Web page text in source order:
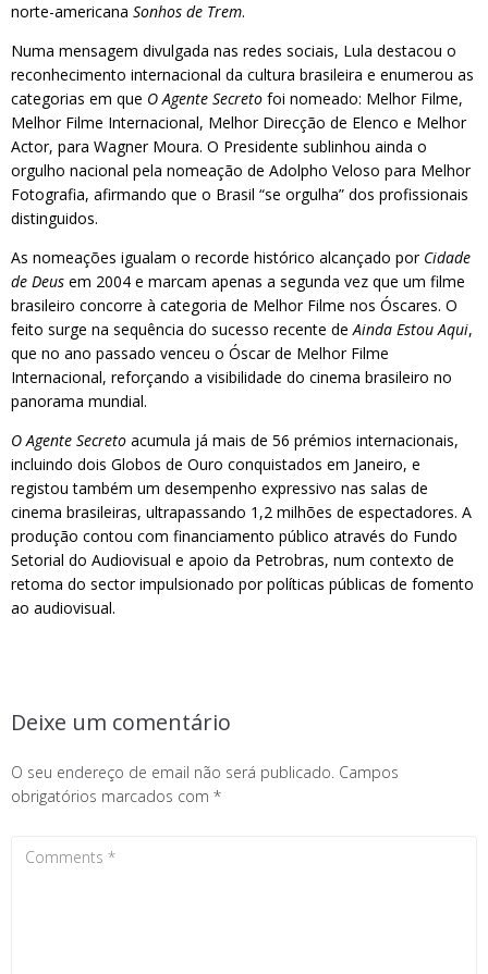
norte-americana Sonhos de Trem.
Numa mensagem divulgada nas redes sociais, Lula destacou o
reconhecimento internacional da cultura brasileira e enumerou as
categorias em que O Agente Secreto foi nomeado: Melhor Filme,
Melhor Filme Internacional, Melhor Direcção de Elenco e Melhor
Actor, para Wagner Moura. O Presidente sublinhou ainda o
orgulho nacional pela nomeação de Adolpho Veloso para Melhor
Fotografia, afirmando que o Brasil “se orgulha” dos profissionais
distinguidos.
As nomeações igualam o recorde histórico alcançado por Cidade
de Deus em 2004 e marcam apenas a segunda vez que um filme
brasileiro concorre à categoria de Melhor Filme nos Óscares. O
feito surge na sequência do sucesso recente deAinda Estou Aqui,
que no ano passado venceu o Óscar de Melhor Filme
Internacional, reforçando a visibilidade do cinema brasileiro no
panorama mundial.
O Agente Secreto acumula já mais de 56 prémios internacionais,
incluindo dois Globos de Ouro conquistados em Janeiro, e
registou também um desempenho expressivo nas salas de
cinema brasileiras, ultrapassando 1,2 milhões de espectadores. A
produção contou com financiamento público através do Fundo
Setorial do Audiovisual e apoio da Petrobras, num contexto de
retoma do sector impulsionado por políticas públicas de fomento
ao audiovisual.
Deixe um comentário
O seu endereço de email não será publicado. Campos
obrigatórios marcados com *